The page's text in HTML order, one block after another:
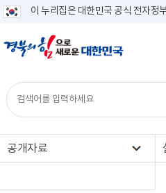
이 누리집은 대한민국 공식 전자정
공개자료